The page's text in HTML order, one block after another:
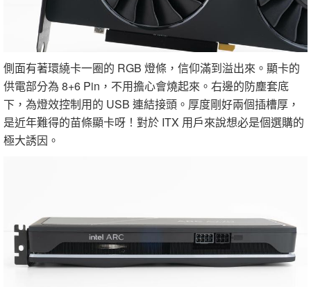
側面有著環繞卡一圈的 RGB 燈條，信仰滿到溢出來。顯卡的
供電部分為 8+6 Pin，不用擔心會燒起來。右邊的防塵套底
下，為燈效控制用的 USB 連結接頭。厚度剛好兩個插槽厚，
是近年難得的苗條顯卡呀！對於 ITX 用戶來說想必是個選購的
極大誘因。